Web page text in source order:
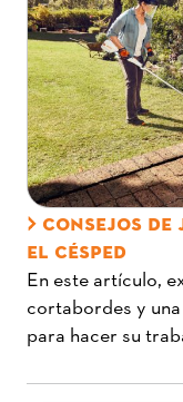
CONSEJOS DE
EL CÉSPED
En este artículo,
cortabordes y
para hacer su